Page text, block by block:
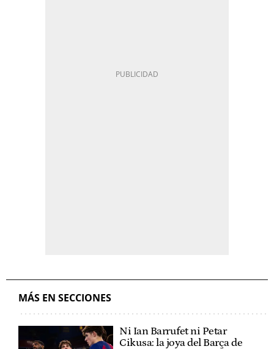
MÁS EN SECCIONES
Ni Ian Barrufet ni Petar
Cikusa: la joya del Barça de